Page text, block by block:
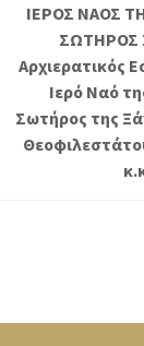
ΙΕΡΟΣ ΝΑΟΣ
ΣΩΤΗΡΟΣ
Αρχιερατικός
Ιερό Ναό
Σωτήρος της